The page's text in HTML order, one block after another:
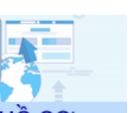
thủ tục hành chính
Quy trình nội bộ, quy
trong lĩnh vực Du
của Sở Văn hóa, Thể